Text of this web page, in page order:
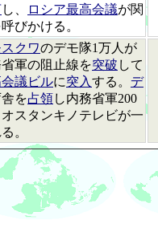
し、 ロシア最高会議が関
びかける。
クワのデモ隊1万人が
軍の阻止線を突破 して
議ビルに突入する。 デ
を占領し内務省軍200
スタンキノテレビが一
。